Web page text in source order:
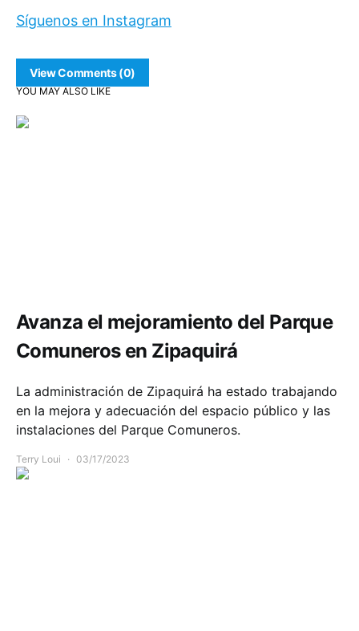
Síguenos en Instagram
View Comments (0)
YOU MAY ALSO LIKE
Avanza el mejoramiento del Parque
Comuneros en Zipaquirá
La administración de Zipaquirá ha estado trabajando
en la mejora y adecuación del espacio público y las
instalaciones del Parque Comuneros.
Terry Loui 03/17/2023